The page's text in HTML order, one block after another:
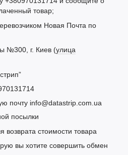
товар;
Новая Почта по
№300, г. Киев (улица
почту info@datastrip.com.ua
посылки
возврата стоимости товара
вы хотите совершить обмен